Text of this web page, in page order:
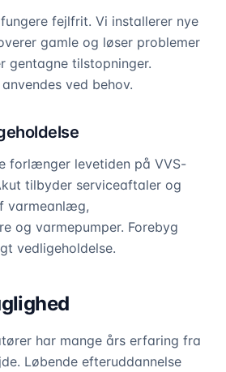
fejlfrit. Vi installerer nye
gamle og løser problemer
gentagne tilstopninger.
ved behov.
forlænger levetiden på VVS-
tilbyder serviceaftaler og
varmeanlæg,
og varmepumper. Forebyg
vedligeholdelse.
har mange års erfaring fra
Løbende efteruddannelse